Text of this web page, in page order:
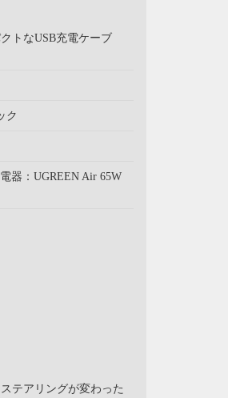
トなUSB充電ケーブ
ク
器：UGREEN Air 65W
アリングが変わった